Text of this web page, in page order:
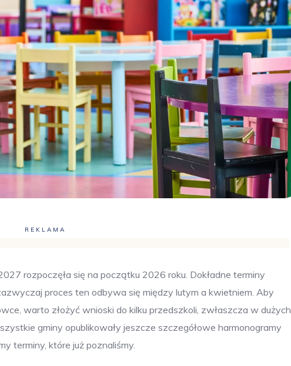
REKLAMA
rozpoczęła się na początku 2026 roku. Dokładne terminy
proces ten odbywa się między lutym a kwietniem. Aby
warto złożyć wnioski do kilku przedszkoli, zwłaszcza w dużych
gminy opublikowały jeszcze szczegółowe harmonogramy
terminy, które już poznaliśmy.